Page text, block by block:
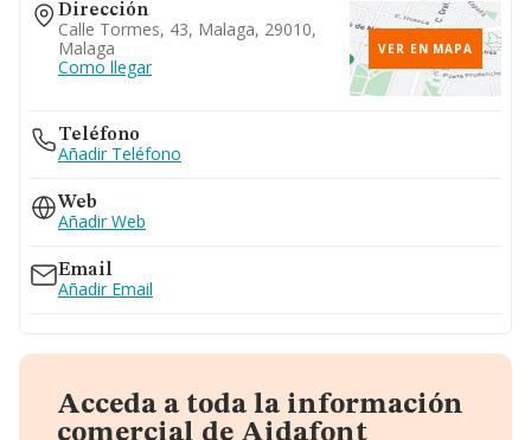
Dirección
Calle Tormes, 43, Malaga, 29010,
Malaga
Como llegar
VER EN MAPA
Teléfono
Añadir Teléfono
Web
Añadir Web
Email
Añadir Email
Acceda a toda la información
comercial de Aidafont